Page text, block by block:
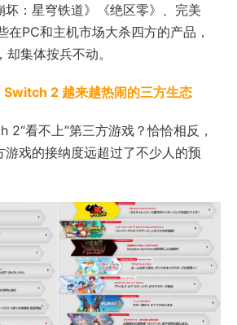
坏：星穹铁道》《绝区零》、完美
PC和主机市场大杀四方的产品，
集体按兵不动。
Switch 2 越来越热闹的三方生态
2“看不上”第三方游戏？恰恰相反，
游戏的接纳度远超过了不少人的预